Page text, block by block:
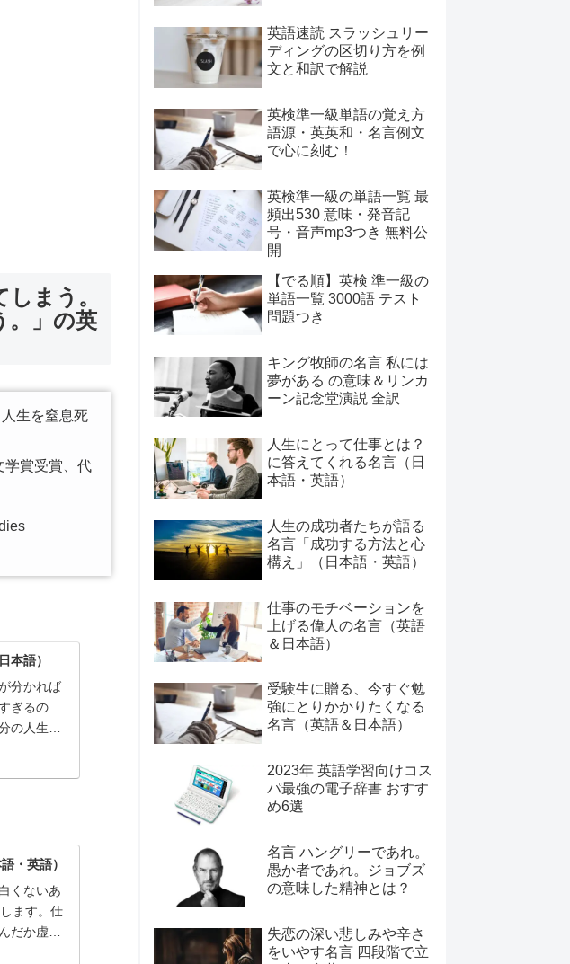
まう。
。」の英
生を窒息死
賞受賞、代
本語）
分かれば
ぎるの
人生に
・英語）
くないあ
ます。仕
だか虚
英語速読 スラッシュリー
ディングの区切り方を例
文と和訳で解説
英検準一級単語の覚え方
語源・英英和・名言例文
で心に刻む！
英検準一級の単語一覧 最
頻出530 意味・発音記
号・音声mp3つき 無料公
開
【でる順】英検 準一級の
単語一覧 3000語 テスト
問題つき
キング牧師の名言 私には
夢がある の意味＆リンカ
ーン記念堂演説 全訳
人生にとって仕事とは？
に答えてくれる名言（日
本語・英語）
人生の成功者たちが語る
名言「成功する方法と心
構え」（日本語・英語）
仕事のモチベーションを
上げる偉人の名言（英語
＆日本語）
受験生に贈る、今すぐ勉
強にとりかかりたくなる
名言（英語＆日本語）
2023年 英語学習向けコス
パ最強の電子辞書 おすす
め6選
名言 ハングリーであれ。
愚か者であれ。ジョブズ
の意味した精神とは？
失恋の深い悲しみや辛さ
をいやす名言 四段階で立